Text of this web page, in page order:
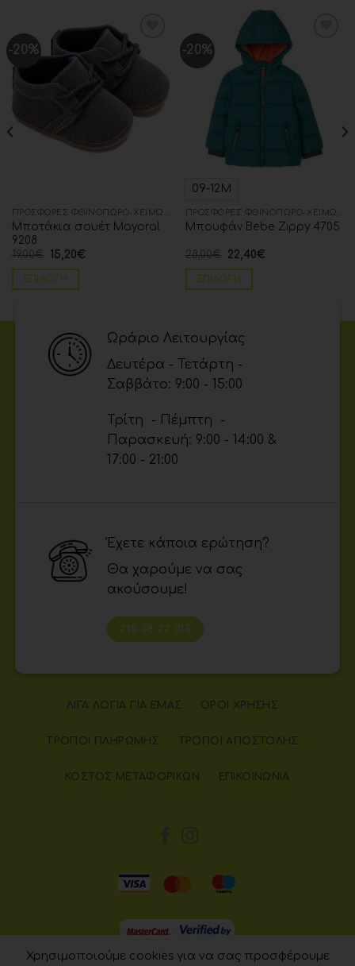
-20%
Add to
wishlist
Μποτάκια σουέτ Mayoral
9208
19,00€ 15,20€
ΕΠΙΛΟΓΉ
-20%
09-12Μ
Μπουφάν Bebe Zippy 4705
28,00€ 22,40€
ΕΠΙΛΟΓΉ
Ωράριο Λειτουργίας
Δευτέρα - Τετάρτη -
Σαββάτο: 9:00 - 15:00
Τρίτη - Πέμπτη -
Παρασκευή: 9:00 - 14:00 &
17:00 - 21:00
Έχετε κάποια ερώτηση?
Θα χαρούμε να σας
ακούσουμε!
210 58 22 015
ΛΊΓΑ ΛΌΓΙΑ ΓΙΑ ΕΜΆΣ ΌΡΟΙ ΧΡΉΣΗΣ
ΤΡΌΠΟΙ ΠΛΗΡΩΜΉΣ ΤΡΌΠΟΙ ΑΠΟΣΤΟΛΉΣ
ΚΌΣΤΟΣ ΜΕΤΑΦΟΡΙΚΏΝ ΕΠΙΚΟΙΝΩΝΊΑ
Χρησιμοποιούμε cookies για να σας προσφέρουμε